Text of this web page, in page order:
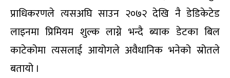
प्राधिकरणले त्यसअघि साउन २०७२ देखि नै डेडिकेटेड
लाइनमा प्रिमियम शुल्क लाग्ने भन्दै ब्याक डेटका बिल
काटेकोमा त्यसलाई आयोगले अवैधानिक भनेको स्रोतले
बतायो ।